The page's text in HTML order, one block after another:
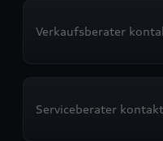
Verkaufsberater
Serviceberater